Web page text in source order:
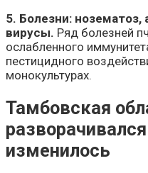
5. Болезни: нозематоз,
вирусы. Ряд болезней
ослабленного
пестицидного
монокультурах.
Тамбовская
изменилось